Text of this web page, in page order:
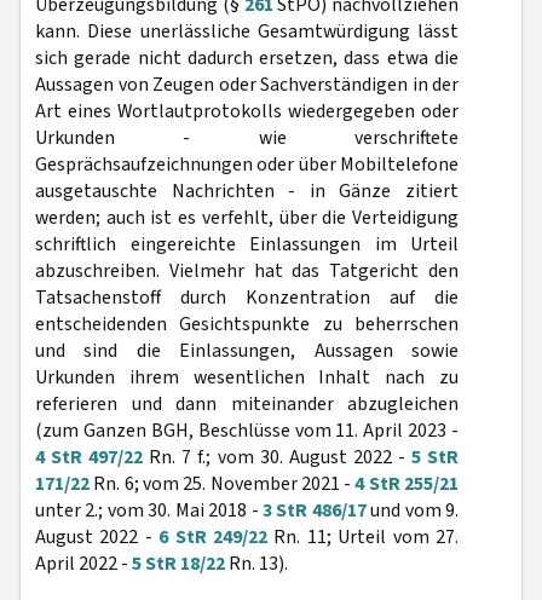
kann. Diese unerlässliche Gesamtwürdigung lässt
sich gerade nicht dadurch ersetzen, dass etwa die
Aussagen von Zeugen oder Sachverständigen in der
Art eines Wortlautprotokolls wiedergegeben oder
Urkunden - wie verschriftete
Gesprächsaufzeichnungen oder über Mobiltelefone
ausgetauschte Nachrichten - in Gänze zitiert
werden; auch ist es verfehlt, über die Verteidigung
schriftlich eingereichte Einlassungen im Urteil
abzuschreiben. Vielmehr hat das Tatgericht den
Tatsachenstoff durch Konzentration auf die
entscheidenden Gesichtspunkte zu beherrschen
und sind die Einlassungen, Aussagen sowie
Urkunden ihrem wesentlichen Inhalt nach zu
referieren und dann miteinander abzugleichen
(zum Ganzen BGH, Beschlüsse vom 11. April 2023 -
4 StR 497/22 Rn. 7 f.; vom 30. August 2022 - 5 StR
171/22Rn. 6; vom 25. November 2021 -4 StR 255/21
unter 2.; vom 30. Mai 2018 -3 StR 486/17und vom 9.
August 2022 - 6 StR 249/22 Rn. 11; Urteil vom 27.
April 2022 -5 StR 18/22Rn. 13).